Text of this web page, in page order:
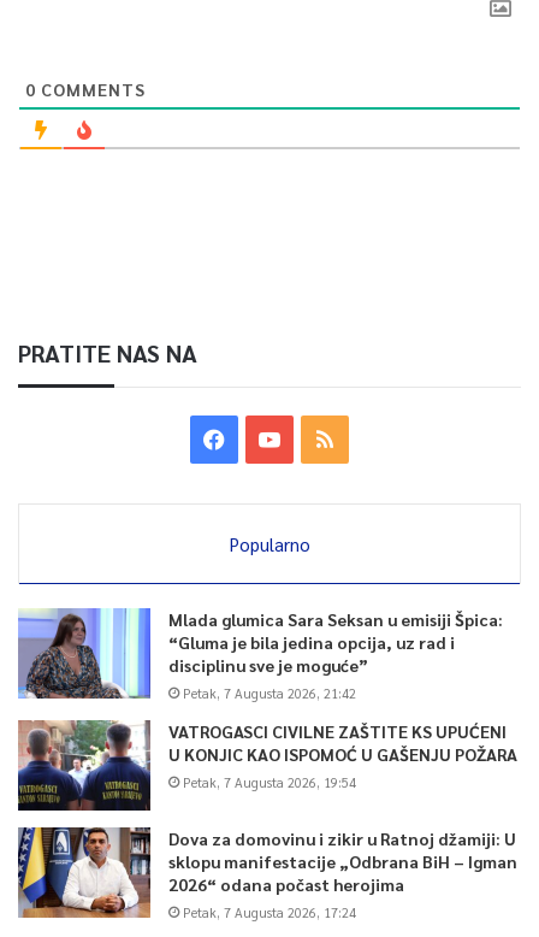
0 COMMENTS
PRATITE NAS NA
Popularno
Mlada glumica Sara Seksan u emisiji Špica:
“Gluma je bila jedina opcija, uz rad i
disciplinu sve je moguće”
Petak, 7 Augusta 2026, 21:42
VATROGASCI CIVILNE ZAŠTITE KS UPUĆENI
U KONJIC KAO ISPOMOĆ U GAŠENJU POŽARA
Petak, 7 Augusta 2026, 19:54
Dova za domovinu i zikir u Ratnoj džamiji: U
sklopu manifestacije „Odbrana BiH – Igman
2026“ odana počast herojima
Petak, 7 Augusta 2026, 17:24